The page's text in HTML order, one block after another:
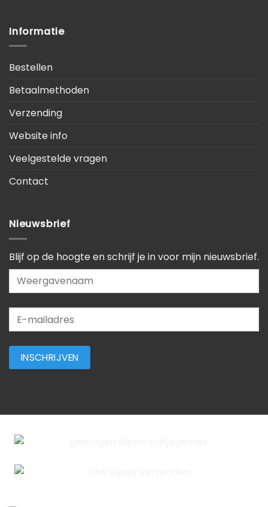
Informatie
Bestellen
Betaalmethoden
Verzending
Website info
Veelgestelde vragen
Contact
Nieuwsbrief
Blijf op de hoogte en schrijf je in voor mijn nieuwsbrief.